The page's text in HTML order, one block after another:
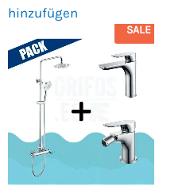
hinzufügen
SALE